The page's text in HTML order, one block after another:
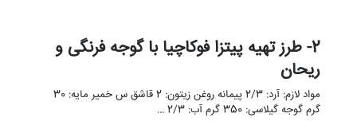
2- طرز تهیه پیتزا فوکاچیا با گوجه فرنگی و
ریحان
مواد لازم: آرد: 2/3 پیمانه روغن زیتون: 2 قاشق س خمیر مایه: 30
گرم گوجه گیلاسی: 350 گرم آب: 2/3 …